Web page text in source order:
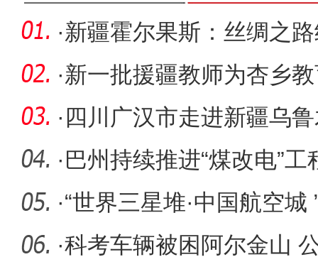
·新疆霍尔果斯：丝绸之
效应”
·新一批援疆教师为杏乡
· 四川广汉市走进新疆乌
营销推介
·巴州持续推进“煤改电”
户村
·“世界三星堆·中国航空
营销
·科考车辆被困阿尔金山